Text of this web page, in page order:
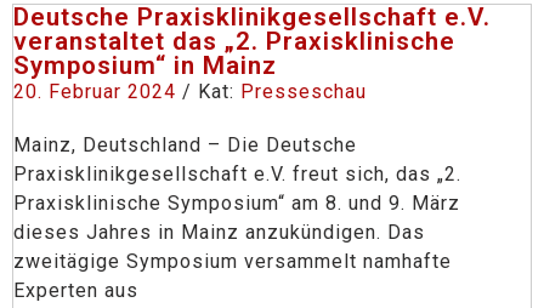
Deutsche Praxisklinikgesellschaft e.V.
veranstaltet das „2. Praxisklinische
Symposium“ in Mainz
20. Februar 2024 / Kat: Presseschau
Mainz, Deutschland – Die Deutsche
Praxisklinikgesellschaft e.V. freut sich, das „2.
Praxisklinische Symposium“ am 8. und 9. März
dieses Jahres in Mainz anzukündigen. Das
zweitägige Symposium versammelt namhafte
Experten aus